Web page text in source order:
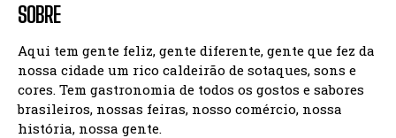
SOBRE
Aqui tem gente feliz, gente diferente, gente que fez da
nossa cidade um rico caldeirão de sotaques, sons e
cores. Tem gastronomia de todos os gostos e sabores
brasileiros, nossas feiras, nosso comércio, nossa
história, nossa gente.